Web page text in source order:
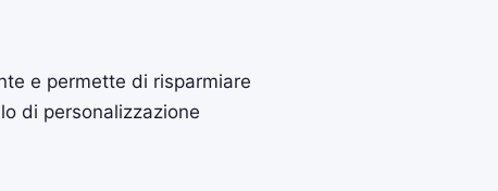
e permette di risparmiare
di personalizzazione